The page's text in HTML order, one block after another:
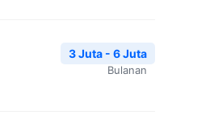
3 Juta - 6 Juta
Bulanan